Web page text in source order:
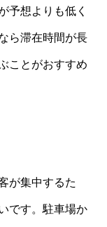
予想よりも低く
ら滞在時間が長
ことがおすすめ
が集中するた
です。駐車場か